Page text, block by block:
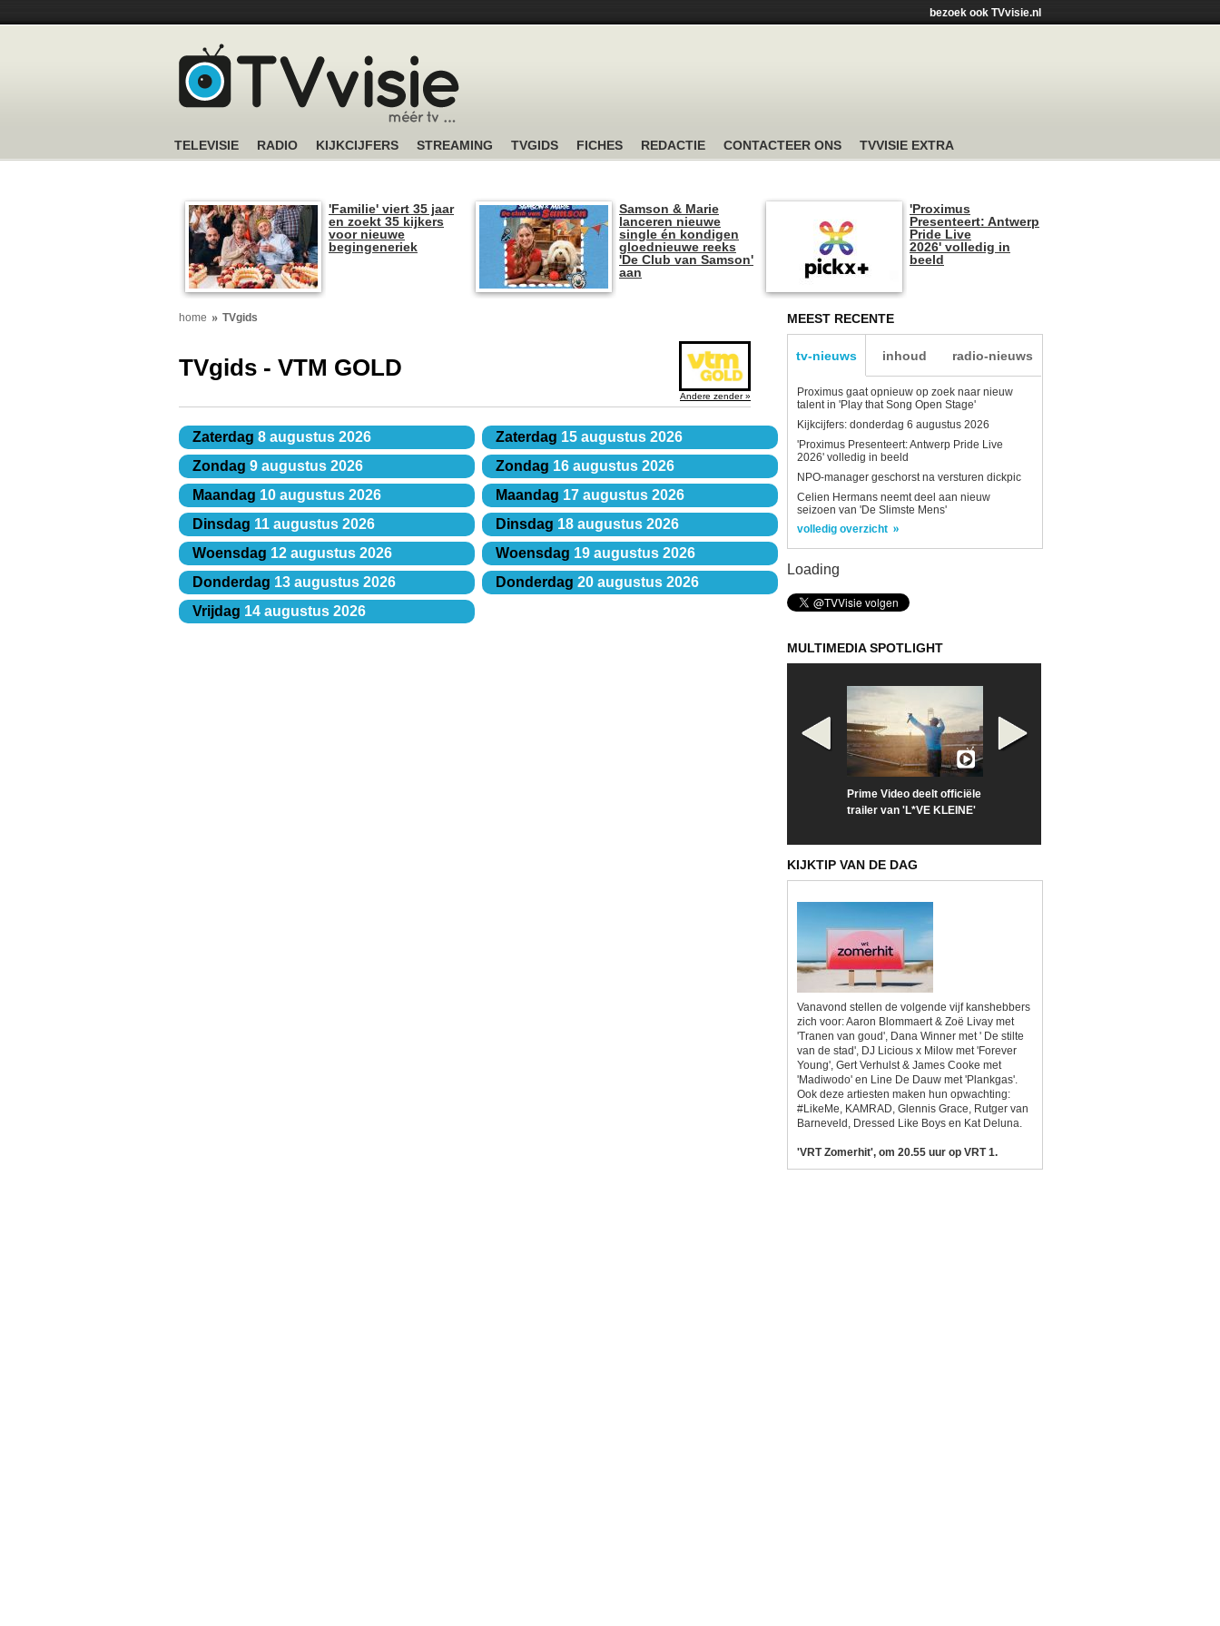
bezoek ook TVvisie.nl
TELEVISIE RADIO KIJKCIJFERS STREAMING TVGIDS FICHES REDACTIE CONTACTEER ONS TVVISIE EXTRA
'Familie' viert 35 jaar
en zoekt 35 kijkers
voor nieuwe
begingeneriek
Samson & Marie
lanceren nieuwe
single én kondigen
gloednieuwe reeks
'De Club van Samson'
aan
'Proximus
Presenteert: Antwerp
Pride Live
2026' volledig in
beeld
home TVgids
TVgids - VTM GOLD
Andere zender »
Zaterdag 8 augustus 2026
Zondag 9 augustus 2026
Maandag 10 augustus 2026
Dinsdag 11 augustus 2026
Woensdag 12 augustus 2026
Donderdag 13 augustus 2026
Vrijdag 14 augustus 2026
Zaterdag 15 augustus 2026
Zondag 16 augustus 2026
Maandag 17 augustus 2026
Dinsdag 18 augustus 2026
Woensdag 19 augustus 2026
Donderdag 20 augustus 2026
MEEST RECENTE
tv-nieuws inhoud radio-nieuws
Proximus gaat opnieuw op zoek naar nieuw
talent in 'Play that Song Open Stage'
Kijkcijfers: donderdag 6 augustus 2026
'Proximus Presenteert: Antwerp Pride Live
2026' volledig in beeld
NPO-manager geschorst na versturen dickpic
Celien Hermans neemt deel aan nieuw
seizoen van 'De Slimste Mens'
volledig overzicht
Loading
MULTIMEDIA SPOTLIGHT
Prime Video deelt officiële
trailer van 'L*VE KLEINE'
KIJKTIP VAN DE DAG
Vanavond stellen de volgende vijf kanshebbers
zich voor: Aaron Blommaert & Zoë Livay met
'Tranen van goud', Dana Winner met ' De stilte
van de stad', DJ Licious x Milow met 'Forever
Young', Gert Verhulst & James Cooke met
'Madiwodo' en Line De Dauw met 'Plankgas'.
Ook deze artiesten maken hun opwachting:
#LikeMe, KAMRAD, Glennis Grace, Rutger van
Barneveld, Dressed Like Boys en Kat Deluna.
'VRT Zomerhit', om 20.55 uur op VRT 1.